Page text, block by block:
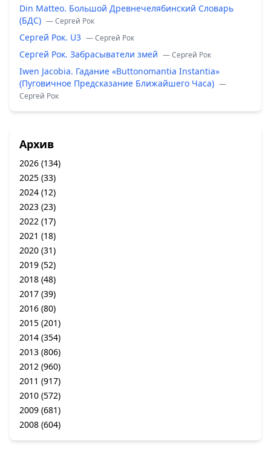
Din Matteo. Большой Древнечелябинский Словарь
(БДС) — Сергей Рок
Сергей Рок. U3 — Сергей Рок
Сергей Рок. Забрасыватели змей — Сергей Рок
Iwen Jacobia. Гадание «Buttonomantia Instantia»
(Пуговичное Предсказание Ближайшего Часа) —
Сергей Рок
Архив
2026 (134)
2025 (33)
2024 (12)
2023 (23)
2022 (17)
2021 (18)
2020 (31)
2019 (52)
2018 (48)
2017 (39)
2016 (80)
2015 (201)
2014 (354)
2013 (806)
2012 (960)
2011 (917)
2010 (572)
2009 (681)
2008 (604)